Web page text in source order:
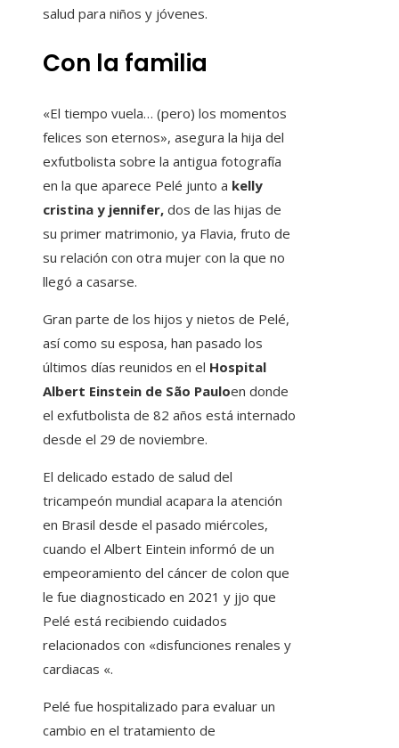
salud para niños y jóvenes.
Con la familia
«El tiempo vuela… (pero) los momentos
felices son eternos», asegura la hija del
exfutbolista sobre la antigua fotografía
en la que aparece Pelé junto a kelly
cristina y jennifer, dos de las hijas de
su primer matrimonio, ya Flavia, fruto de
su relación con otra mujer con la que no
llegó a casarse.
Gran parte de los hijos y nietos de Pelé,
así como su esposa, han pasado los
últimos días reunidos en el Hospital
Albert Einstein de São Pauloen donde
el exfutbolista de 82 años está internado
desde el 29 de noviembre.
El delicado estado de salud del
tricampeón mundial acapara la atención
en Brasil desde el pasado miércoles,
cuando el Albert Eintein informó de un
empeoramiento del cáncer de colon que
le fue diagnosticado en 2021 y jjo que
Pelé está recibiendo cuidados
relacionados con «disfunciones renales y
cardiacas «.
Pelé fue hospitalizado para evaluar un
cambio en el tratamiento de